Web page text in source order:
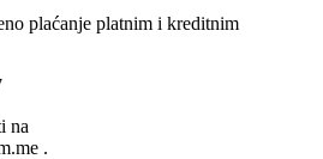
plaćanje platnim i kreditnim
na
.